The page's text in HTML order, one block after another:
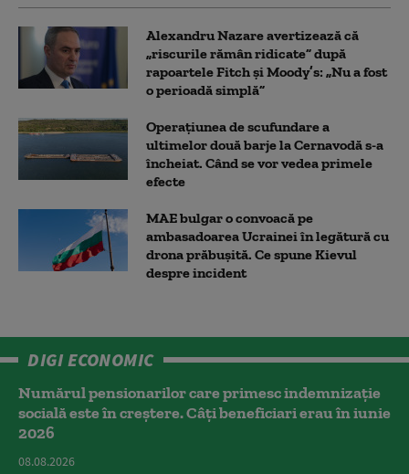
Alexandru Nazare avertizează că
„riscurile rămân ridicate” după
rapoartele Fitch și Moody’s: „Nu a fost
o perioadă simplă”
Operațiunea de scufundare a
ultimelor două barje la Cernavodă s-a
încheiat. Când se vor vedea primele
efecte
MAE bulgar o convoacă pe
ambasadoarea Ucrainei în legătură cu
drona prăbuşită. Ce spune Kievul
despre incident
DIGI ECONOMIC
Numărul pensionarilor care primesc indemnizaţie
socială este în creștere. Câți beneficiari erau în iunie
2026
08.08.2026